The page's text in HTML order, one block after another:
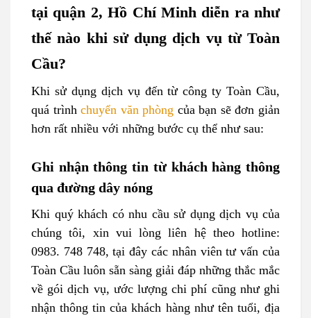
tại quận 2, Hồ Chí Minh diễn ra như
thế nào khi sử dụng dịch vụ từ Toàn
Cầu?
Khi sử dụng dịch vụ đến từ công ty Toàn Cầu,
quá trìnhchuyển văn phòng của bạn sẽ đơn giản
hơn rất nhiều với những bước cụ thể như sau:
Ghi nhận thông tin từ khách hàng thông
qua đường dây nóng
Khi quý khách có nhu cầu sử dụng dịch vụ của
chúng tôi, xin vui lòng liên hệ theo hotline:
0983. 748 748, tại đây các nhân viên tư vấn của
Toàn Cầu luôn sẵn sàng giải đáp những thắc mắc
về gói dịch vụ, ước lượng chi phí cũng như ghi
nhận thông tin của khách hàng như tên tuổi, địa